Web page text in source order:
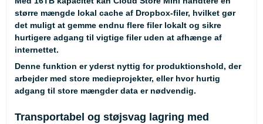
større mængde lokal cache af Dropbox-filer, hvilket gør
det muligt at gemme endnu flere filer lokalt og sikre
hurtigere adgang til vigtige filer uden at afhænge af
internettet.
Denne funktion er yderst nyttig for produktionshold, der
arbejder med store medieprojekter, eller hvor hurtig
adgang til store mængder data er nødvendig.
Transportabel og støjsvag lagring med